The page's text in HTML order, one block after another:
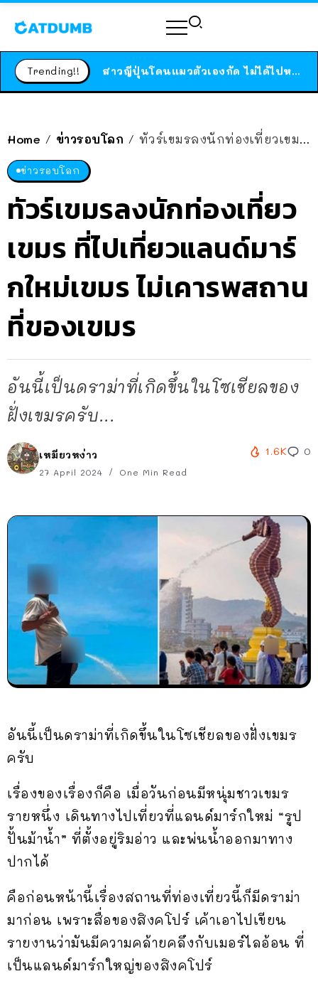
Trending!! ได้เวลาเด็กหนวดรวมตัว RF Online Next เปิดให้เล่นแล้ว เกม Sci-Fi MMORPG ระดับตำนาน เล่นได้ทั้งมือถือและ PC
Home / ข่าวรอบโลก / ทัวร์เขมรลงนักท่องเที่ยวเขมร ที่ไปเที่ยวแลนด์มาร์กใหม่เขมร ไม่เคารพสถานที่ของเขมร
ข่าวรอบโลก
ทัวร์เขมรลงนักท่องเที่ยว
เขมร ที่ไปเที่ยวแลนด์มาร์
กใหม่เขมร ไม่เคารพสถาน
ที่ของเขมร
อันนี้เป็นดราม่าที่เกิดขึ้นในโซเชียลของ
ฝั่งเขมรครับ...
เหมียวหง่าว
27 April 2024 One Min Read
1.6K 0
อันนี้เป็นดราม่าที่เกิดขึ้นในโซเชียลของฝั่งเขมร
ครับ
เรื่องของเรื่องก็คือ เมื่อวันก่อนมีหนุ่มชาวเขมร
รายหนึ่ง เดินทางไปเที่ยวที่แลนด์มาร์กใหม่ “รูป
ปั้นม้าน้ำ” ที่ตั้งอยู่ริมอ่าว และพ่นน้ำออกมาทาง
ปากได้
คือก่อนหน้านี้เรื่องสถานที่ท่องเที่ยวนี้ก็มีดราม่า
มาก่อน เพราะสื่อของสิงคโปร์ เค้าเอาไปเขียน
รายงานว่ามันมีความคล้ายคลึงกับเมอร์ไลอ้อน ที่
เป็นแลนด์มาร์กใหญ่ของสิงคโปร์